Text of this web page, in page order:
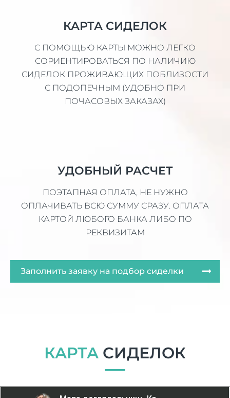
КАРТА СИДЕЛОК
С ПОМОЩЬЮ КАРТЫ МОЖНО ЛЕГКО
СОРИЕНТИРОВАТЬСЯ ПО НАЛИЧИЮ
СИДЕЛОК ПРОЖИВАЮЩИХ ПОБЛИЗОСТИ
С ПОДОПЕЧНЫМ (УДОБНО ПРИ
ПОЧАСОВЫХ ЗАКАЗАХ)
УДОБНЫЙ РАСЧЕТ
ПОЭТАПНАЯ ОПЛАТА, НЕ НУЖНО
ОПЛАЧИВАТЬ ВСЮ СУММУ СРАЗУ. ОПЛАТА
КАРТОЙ ЛЮБОГО БАНКА ЛИБО ПО
РЕКВИЗИТАМ
Заполнить заявку на подбор сиделки
КАРТА СИДЕЛОК